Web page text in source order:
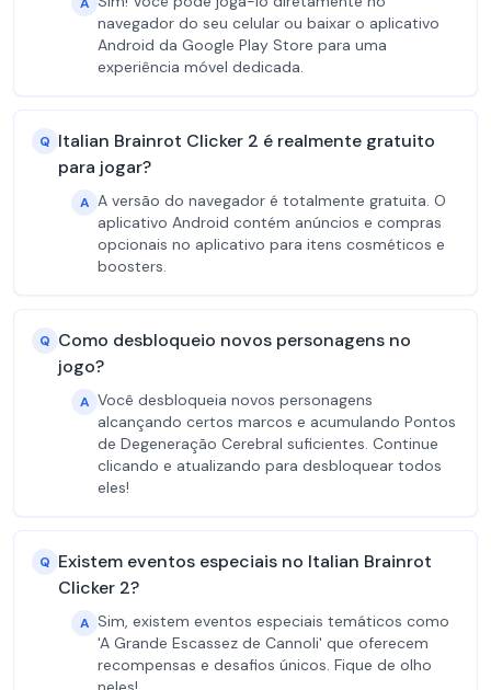
navegador do seu celular ou baixar o aplicativo
Android da Google Play Store para uma
experiência móvel dedicada.
Q Italian Brainrot Clicker 2 é realmente gratuito
para jogar?
A A versão do navegador é totalmente gratuita. O
aplicativo Android contém anúncios e compras
opcionais no aplicativo para itens cosméticos e
boosters.
Q Como desbloqueio novos personagens no
jogo?
A Você desbloqueia novos personagens
alcançando certos marcos e acumulando Pontos
de Degeneração Cerebral suficientes. Continue
clicando e atualizando para desbloquear todos
eles!
Q Existem eventos especiais no Italian Brainrot
Clicker 2?
A Sim, existem eventos especiais temáticos como
'A Grande Escassez de Cannoli' que oferecem
recompensas e desafios únicos. Fique de olho